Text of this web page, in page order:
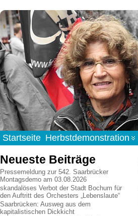
Startseite Herbstdemonstration
Neueste Beiträge
Pressemeldung zur 542. Saarbrücker
Montagsdemo am 03.08.2026
skandalöses Verbot der Stadt Bochum für
den Auftritt des Orchesters „Lebenslaute“
Saarbrücken: Ausweg aus dem
kapitalistischen Dickkicht